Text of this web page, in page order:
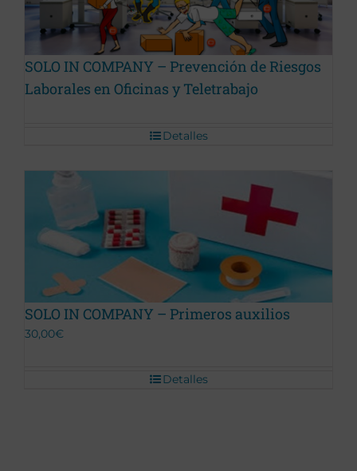
SOLO IN COMPANY – Prevención de Riesgos
Laborales en Oficinas y Teletrabajo
Detalles
Promoción Terminada
SOLO IN COMPANY – Primeros auxilios
30,00€
Detalles